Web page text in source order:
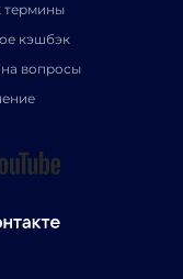
термины
кэшбэк
вопросы